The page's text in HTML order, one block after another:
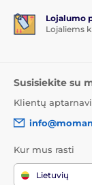
Lojalumo
Lojaliems
Susisiekite su
Klientų
Kur mus rasti
Lietuvių